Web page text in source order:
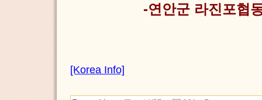
-연안군 라진포협
[Korea Info]